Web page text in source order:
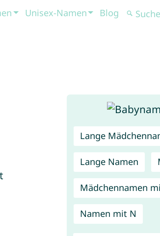
Unisex-Namen Blog
Lange
Lange Namen
Mädchennamen
Namen mit N